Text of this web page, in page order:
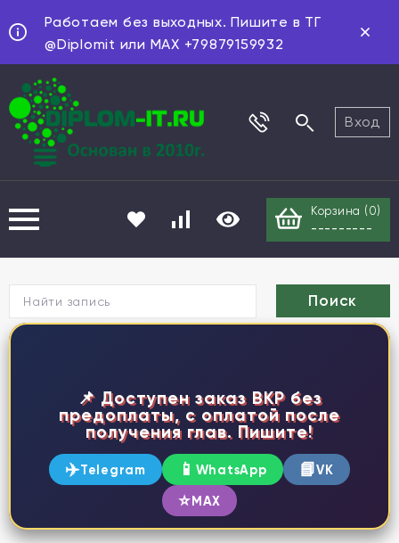
Работаем без выходных. Пишите в ТГ
@Diplomit или MAX +79879159932
Вход
Корзина ( 0)
---------
📌 Доступен заказ ВКР без
предоплаты, с оплатой после
получения глав. Пишите!
✈️Telegram 📱 WhatsApp 📘VK
⭐MAX